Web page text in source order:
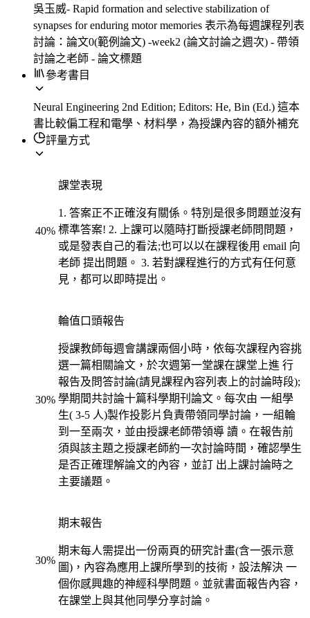
吳玉威- Rapid formation and selective stabilization of
synapses for enduring motor memories 表示為每週課程列表
討論：論文0(範例論文) -week2 (論文討論之週次) - 帶領
討論之老師 - 論文標題
參考書目
Neural Engineering 2nd Edition; Editors: He, Bin (Ed.) 這本
書比較偏工程和電學、材料學，為授課內容的額外補充
評量方式
40%
課堂表現
1. 答案正不正確沒有關係。特別是很多問題並沒有
標準答案! 2. 上課可以隨時打斷授課老師問問題，
或是發表自己的看法;也可以以在課程後用 email 向
老師 提出問題。 3. 若對課程進行的方式有任何意
見，都可以即時提出。
30%
輪值口頭報告
授課教師每週會講課兩個小時，依每次課程內容挑
選一篇相關論文，於次週第一堂課在課堂上進 行
報告及問答討論(請見課程內容列表上的討論時段);
學期間共討論十篇科學期刊論文。每次由 一組學
生( 3-5 人)製作投影片負責帶領同學討論，一組輪
到一至兩次，並由授課老師帶領導 讀。在報告前
須與該主題之授課老師約一次討論時間，確認學生
是否正確理解論文的內容，並訂 出上課討論時之
主要議題。
30%
期末報告
期末每人需提出一份兩頁的研究計畫(含一張示意
圖)，內容為應用上課所學到的技術，設法解決 一
個你感興趣的神經科學問題。並就書面報告內容，
在課堂上與其他同學分享討論。